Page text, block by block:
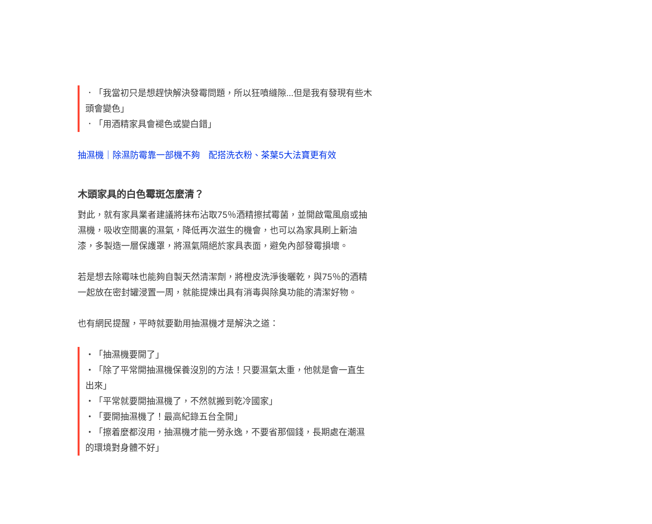
．「我當初只是想趕快解決發霉問題，所以狂噴縫隙...但是我有發現有些木
頭會變色」
．「用酒精家具會褪色或變白錯」
抽濕機｜除濕防霉靠一部機不夠 配搭洗衣粉、茶葉5大法寶更有效
木頭家具的白色霉斑怎麼清？
對此，就有家具業者建議將抹布沾取75％酒精擦拭霉菌，並開啟電風扇或抽
濕機，吸收空間裏的濕氣，降低再次滋生的機會，也可以為家具刷上新油
漆，多製造一層保護罩，將濕氣隔絕於家具表面，避免內部發霉損壞。
若是想去除霉味也能夠自製天然清潔劑，將橙皮洗淨後曬乾，與75％的酒精
一起放在密封罐浸置一周，就能提煉出具有消毒與除臭功能的清潔好物。
也有網民提醒，平時就要勤用抽濕機才是解決之道：
・「抽濕機要開了」
・「除了平常開抽濕機保養沒別的方法！只要濕氣太重，他就是會一直生
出來」
・「平常就要開抽濕機了，不然就搬到乾冷國家」
・「要開抽濕機了！最高紀錄五台全開」
・「擦着麼都沒用，抽濕機才能一勞永逸，不要省那個錢，長期處在潮濕
的環境對身體不好」